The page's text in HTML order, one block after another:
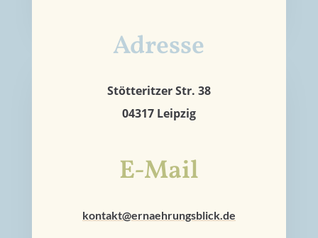
Adresse
Stötteritzer Str. 38
04317 Leipzig
E-Mail
kontakt@ernaehrungsblick.de